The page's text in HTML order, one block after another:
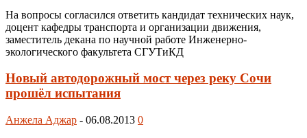
На вопросы согласился ответить кандидат технических наук,
доцент кафедры транспорта и организации движения,
заместитель декана по научной работе Инженерно-
экологического факультета СГУТиКД
Новый автодорожный мост через реку Сочи
прошёл испытания
Анжела Аджар - 06.08.2013 0